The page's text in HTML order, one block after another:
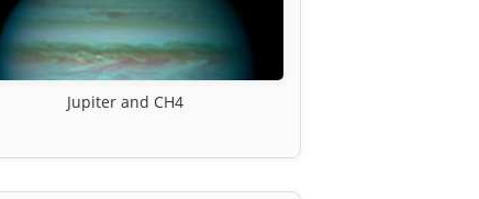
Jupiter and CH4